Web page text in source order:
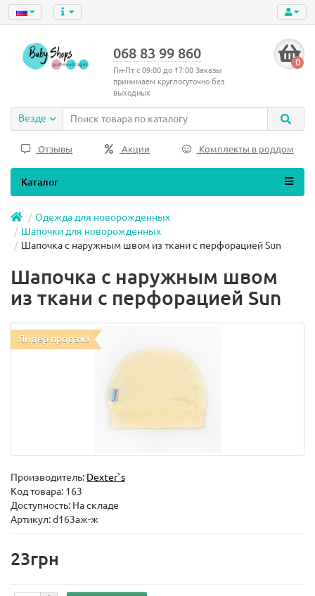
068 83 99 860
Пн-Пт с 09:00 до 17:00 Заказы
принимаем круглосуточно без
выходных
0
Везде
Отзывы Акции Комплекты в роддом
Каталог
Одежда для новорожденных
Шапочки для новорожденных
Шапочка с наружным швом из ткани с перфорацией Sun
Шапочка с наружным швом
из ткани с перфорацией Sun
Лидер продаж!
Производитель: Dexter`s
Код товара: 163
Доступность: На складе
Артикул: d163аж-ж
23грн